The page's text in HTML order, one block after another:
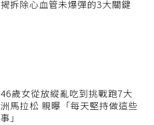
揭拆除心血管未爆彈的3大關鍵
46歲女從放縱亂吃到挑戰跑7大
洲馬拉松 親曝「每天堅持做這些
事」